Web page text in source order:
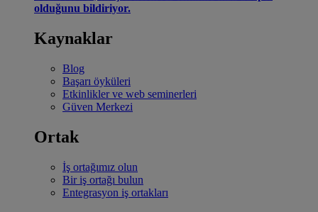
olduğunu bildiriyor.
Kaynaklar
Blog
Başarı öyküleri
Etkinlikler ve web seminerleri
Güven Merkezi
Ortak
İş ortağımız olun
Bir iş ortağı bulun
Entegrasyon iş ortakları